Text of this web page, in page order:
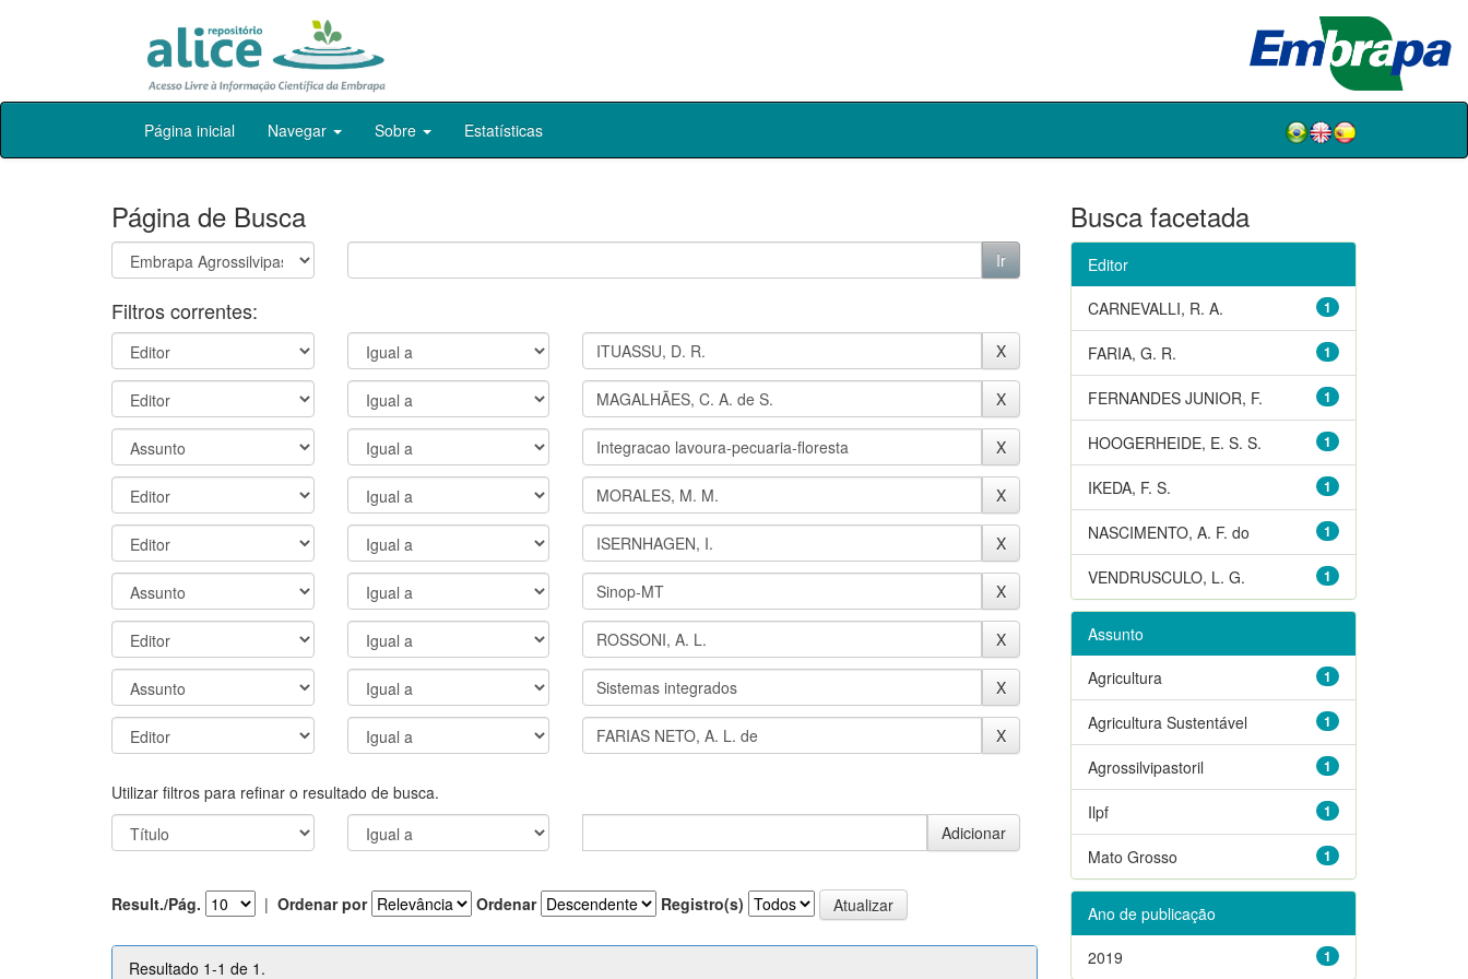
Skip
Página inicial Navegar Sobre Estatísticas
Página de Busca
Filtros correntes:
Utilizar filtros para refinar o resultado de busca.
Result./Pág. | Ordenar por Ordenar Registro(s)
Resultado 1-1 de 1.
Busca facetada
Editor
1
CARNEVALLI, R. A.
1
FARIA, G. R.
1
FERNANDES JUNIOR, F.
1
HOOGERHEIDE, E. S. S.
1
IKEDA, F. S.
1
NASCIMENTO, A. F. do
1
VENDRUSCULO, L. G.
Assunto
1
Agricultura
1
Agricultura Sustentável
1
Agrossilvipastoril
1
Ilpf
1
Mato Grosso
Ano de publicação
1
2019